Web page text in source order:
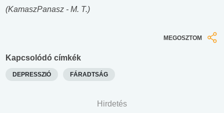
(KamaszPanasz - M. T.)
MEGOSZTOM
Kapcsolódó címkék
DEPRESSZIÓ FÁRADTSÁG
Hirdetés